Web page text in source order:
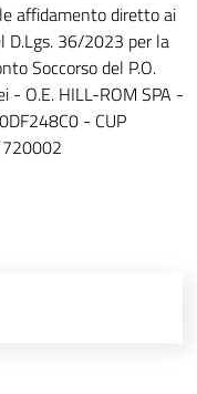
affidamento diretto ai
D.Lgs. 36/2023 per la
Soccorso del P.O.
- O.E. HILL-ROM SPA -
- CUP